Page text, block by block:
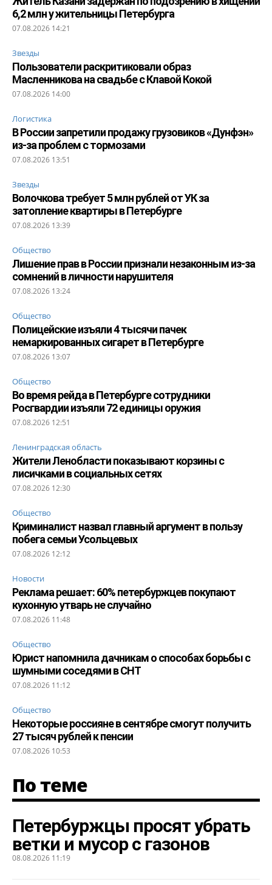
6,2 млн у жительницы Петербурга
07.08.2026 14:21
Звезды
Пользователи раскритиковали образ
Масленникова на свадьбе с Клавой Кокой
07.08.2026 14:00
Логистика
В России запретили продажу грузовиков «Дунфэн»
из-за проблем с тормозами
07.08.2026 13:51
Звезды
Волочкова требует 5 млн рублей от УК за
затопление квартиры в Петербурге
07.08.2026 13:39
Общество
Лишение прав в России признали незаконным из-за
сомнений в личности нарушителя
07.08.2026 13:24
Общество
Полицейские изъяли 4 тысячи пачек
немаркированных сигарет в Петербурге
07.08.2026 13:07
Общество
Во время рейда в Петербурге сотрудники
Росгвардии изъяли 72 единицы оружия
07.08.2026 12:51
Ленинградская область
Жители Ленобласти показывают корзины с
лисичками в социальных сетях
07.08.2026 12:30
Общество
Криминалист назвал главный аргумент в пользу
побега семьи Усольцевых
07.08.2026 12:12
Новости
Реклама решает: 60% петербуржцев покупают
кухонную утварь не случайно
07.08.2026 11:48
Общество
Юрист напомнила дачникам о способах борьбы с
шумными соседями в СНТ
07.08.2026 11:12
Общество
Некоторые россияне в сентябре смогут получить
27 тысяч рублей к пенсии
07.08.2026 10:53
По теме
Петербуржцы просят убрать
ветки и мусор с газонов
08.08.2026 11:19